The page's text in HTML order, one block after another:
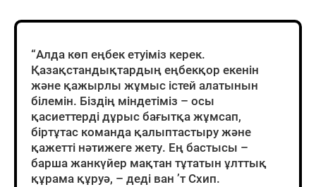
“Алда көп еңбек етуіміз керек.
Қазақстандықтардың еңбекқор екенін
және қажырлы жұмыс істей алатынын
білемін. Біздің міндетіміз – осы
қасиеттерді дұрыс бағытқа жұмсап,
біртұтас команда қалыптастыру және
қажетті нәтижеге жету. Ең бастысы –
барша жанкүйер мақтан тұтатын ұлттық
құрама құруә, – деді ван ’т Схип.